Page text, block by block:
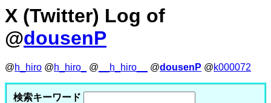
X (Twitter) Log of
@dousenP
@h_hiro @h_hiro_ @ __h_hiro__ @dousenP @k000072
検索キーワード